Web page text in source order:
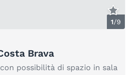
1/9
Brava
possibilità di spazio in sala